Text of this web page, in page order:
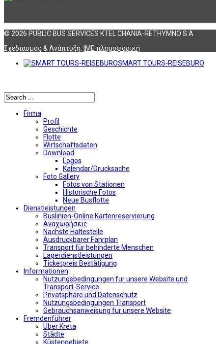
© 2026 PUBLIC BUS SERVICES KTEL CHANIA-RETHYMNO S.A
Σχεδιασμός & Ανάπτυξη: ΙΜΕ πληροφορική
SMART TOURS-REISEBURO
Firma
Profil
Geschichte
Flotte
Wirtschaftsdaten
Download
Logos
Kalendar/Drucksache
Foto Gallery
Fotos von Stationen
Historische Fotos
Neue Busflotte
Dienstleistungen
Buslinien-Online Kartenreservierung
Αναχωρήσεις
Nächste Haltestelle
Αusdruckbarer Fahrplan
Transport für behinderte Menschen
Lagerdienstleistungen
Ticketpreis Bestätigung
Informationen
Nutzungsbedingungen fur unsere Website und
Transport-Service
Privatsphäre und Datenschutz
Nutzungsbedingungen Transport
Gebrauchsanweisung fur unsere Website
Fremdenführer
Uber Kreta
Städte
Küstengebiete